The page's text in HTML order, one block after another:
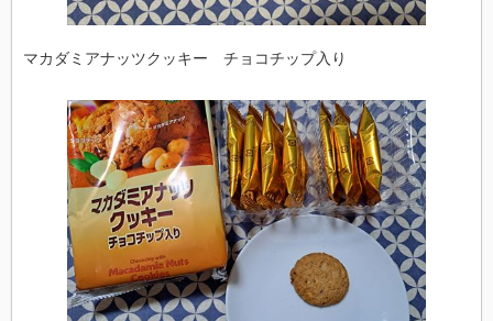
マカダミアナッツクッキー チョコチップ入り